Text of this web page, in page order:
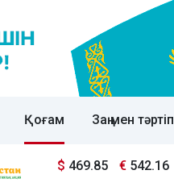
Қоғам Заң мен тәртіп
$ 469.85 € 542.16